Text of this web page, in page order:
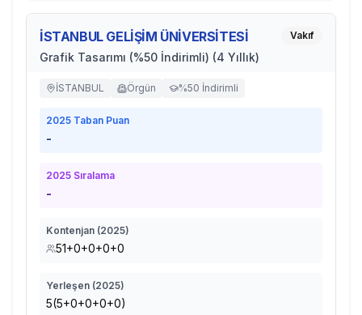
İSTANBUL GELİŞİM ÜNİVERSİTESİ
Grafik Tasarımı (%50 İndirimli) (4 Yıllık)
Vakıf
İSTANBUL Örgün %50 İndirimli
2025 Taban Puan
-
2025 Sıralama
-
Kontenjan (2025)
51+0+0+0+0
Yerleşen (2025)
5(5+0+0+0+0)